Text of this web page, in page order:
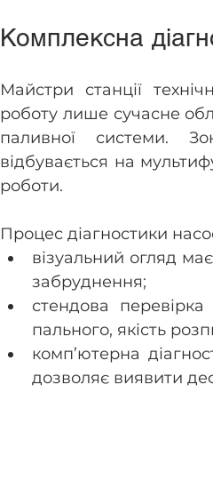
Комплексна
Майстри станції
роботу лише сучасне
паливної системи.
відбувається на
роботи.
Процес діагностики
візуальний огляд
забруднення;
стендова
пального, якість
комп’ютерна
дозволяє виявити